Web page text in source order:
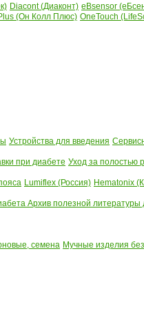
Diacont (Диаконт) eBsensor
(Он Колл Плюс) OneTouch
Устройства для введения
при диабете Уход за полостью
Lumiflex (Россия) Hematonix
Архив полезной литературы
семена Мучные изделия